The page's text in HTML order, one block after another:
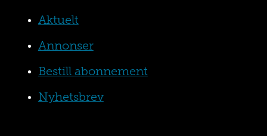
Aktuelt
Annonser
Bestill abonnement
Nyhetsbrev